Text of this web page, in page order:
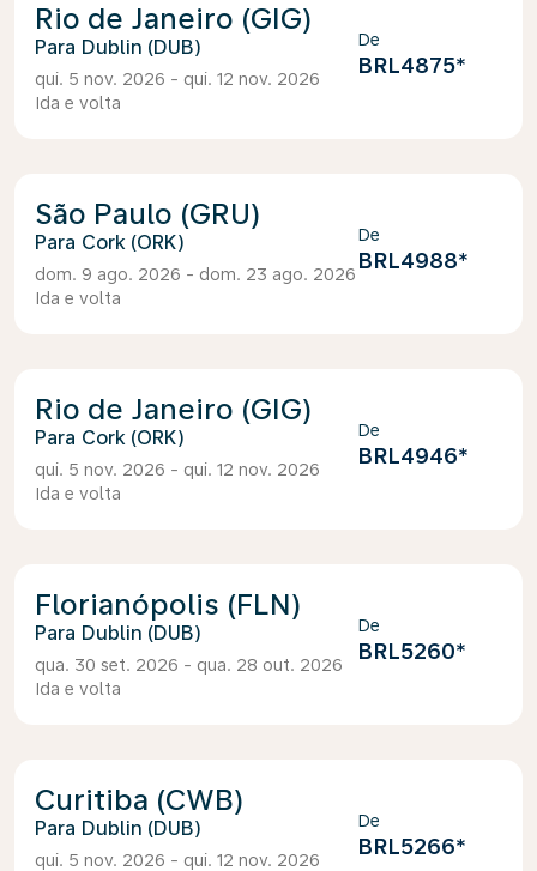
Rio de Janeiro (GIG)
Dublin (DUB)
qui. 5 nov. 2026 - qui. 12 nov. 2026
Ida e volta
De
BRL4875*
São Paulo (GRU)
Cork (ORK)
dom. 9 ago. 2026 - dom. 23 ago. 2026
Ida e volta
De
BRL4988*
Rio de Janeiro (GIG)
Cork (ORK)
qui. 5 nov. 2026 - qui. 12 nov. 2026
Ida e volta
De
BRL4946*
Florianópolis (FLN)
Dublin (DUB)
qua. 30 set. 2026 - qua. 28 out. 2026
Ida e volta
De
BRL5260*
Curitiba (CWB)
Dublin (DUB)
qui. 5 nov. 2026 - qui. 12 nov. 2026
De
BRL5266*